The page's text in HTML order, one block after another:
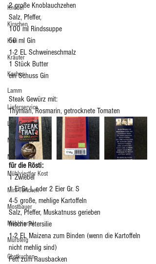
Knödel
Kirschen
Kiwi
Kräuter
Kuchen
Lamm
Lieferservice
Low Carb
Marmelade
Meerestiere
Mühlviertler Kost
Mini-Törtchen
Mostbauer
Mühlviertel
Mürbteig
Obstkuchen
2 große Knoblauchzehen
Salz, Pfeffer,
100 ml Rindssuppe
50 ml Gin
1-2 EL Schweineschmalz
1 Stück Butter
ein Schuss Gin
Steak Gewürz mit:
Thymian, Rosmarin, getrocknete Tomaten
für die Rösti:
1 Zwiebel
1 Ei Gr. L oder 2 Eier Gr. S
4-5 große, mehlige Kartoffeln
Salz, Pfeffer, Muskatnuss gerieben
frische Petersilie
1-2 EL Maizena zum Binden (wenn die Kartoffeln
nicht mehlig sind)
Fett zum Rausbacken